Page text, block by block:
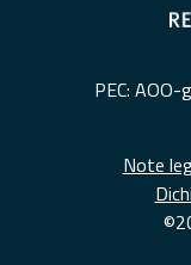
PEC:
Note